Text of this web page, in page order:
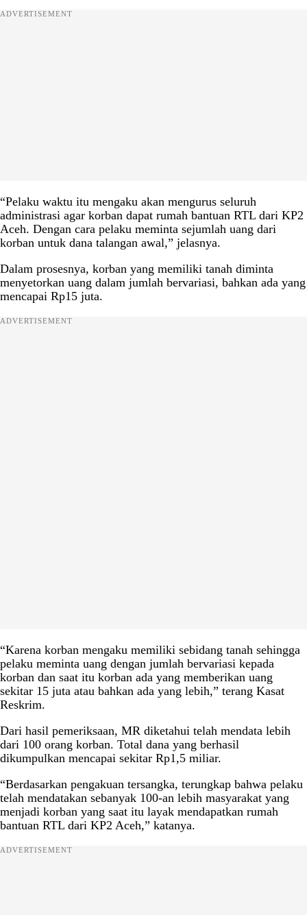
ADVERTISEMENT
“Pelaku waktu itu mengaku akan mengurus seluruh
administrasi agar korban dapat rumah bantuan RTL dari KP2
Aceh. Dengan cara pelaku meminta sejumlah uang dari
korban untuk dana talangan awal,” jelasnya.
Dalam prosesnya, korban yang memiliki tanah diminta
menyetorkan uang dalam jumlah bervariasi, bahkan ada yang
mencapai Rp15 juta.
ADVERTISEMENT
“Karena korban mengaku memiliki sebidang tanah sehingga
pelaku meminta uang dengan jumlah bervariasi kepada
korban dan saat itu korban ada yang memberikan uang
sekitar 15 juta atau bahkan ada yang lebih,” terang Kasat
Reskrim.
Dari hasil pemeriksaan, MR diketahui telah mendata lebih
dari 100 orang korban. Total dana yang berhasil
dikumpulkan mencapai sekitar Rp1,5 miliar.
“Berdasarkan pengakuan tersangka, terungkap bahwa pelaku
telah mendatakan sebanyak 100-an lebih masyarakat yang
menjadi korban yang saat itu layak mendapatkan rumah
bantuan RTL dari KP2 Aceh,” katanya.
ADVERTISEMENT